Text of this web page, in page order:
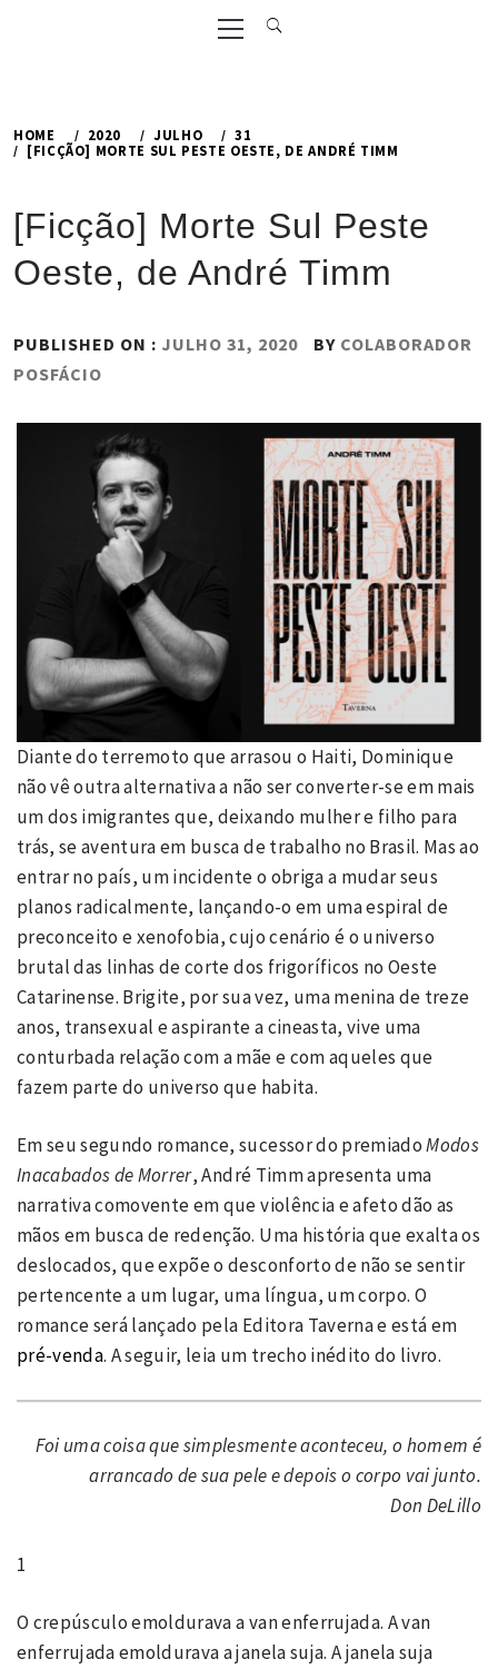
Primary
Menu
HOME 2020 JULHO
31
[FICÇÃO] MORTE SUL PESTE OESTE, DE ANDRÉ TIMM
[Ficção] Morte Sul Peste
Oeste, de André Timm
PUBLISHED ON : JULHO 31, 2020 BY COLABORADOR
POSFÁCIO
Diante do terremoto que arrasou o Haiti, Dominique
não vê outra alternativa a não ser converter-se em mais
um dos imigrantes que, deixando mulher e filho para
trás, se aventura em busca de trabalho no Brasil. Mas ao
entrar no país, um incidente o obriga a mudar seus
planos radicalmente, lançando-o em uma espiral de
preconceito e xenofobia, cujo cenário é o universo
brutal das linhas de corte dos frigoríficos no Oeste
Catarinense. Brigite, por sua vez, uma menina de treze
anos, transexual e aspirante a cineasta, vive uma
conturbada relação com a mãe e com aqueles que
fazem parte do universo que habita.
Em seu segundo romance, sucessor do premiadoModos
Inacabados de Morrer, André Timm apresenta uma
narrativa comovente em que violência e afeto dão as
mãos em busca de redenção. Uma história que exalta os
deslocados, que expõe o desconforto de não se sentir
pertencente a um lugar, uma língua, um corpo. O
romance será lançado pela Editora Taverna e está em
pré-venda. A seguir, leia um trecho inédito do livro.
Foi uma coisa que simplesmente aconteceu, o homem é
arrancado de sua pele e depois o corpo vai junto.
Don DeLillo
1
O crepúsculo emoldurava a van enferrujada. A van
enferrujada emoldurava a janela suja. A janela suja